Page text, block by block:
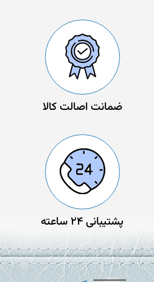
ضمانت اصالت کالا
پشتیبانی 24 ساعته